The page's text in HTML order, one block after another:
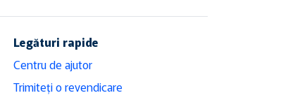
Legături rapide
Centru de ajutor
Trimiteți o revendicare